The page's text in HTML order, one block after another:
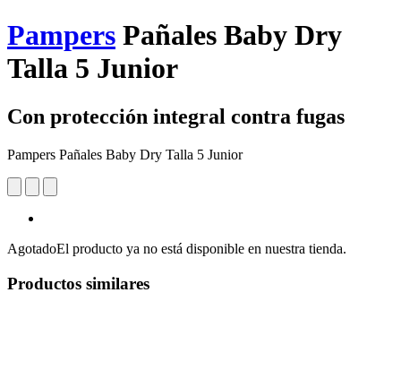
Pampers Pañales Baby Dry
Talla 5 Junior
Con protección integral contra fugas
Pampers Pañales Baby Dry Talla 5 Junior
AgotadoEl producto ya no está disponible en nuestra tienda.
Productos similares